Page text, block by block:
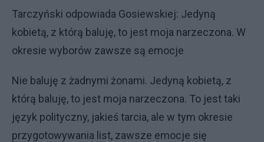
Tarczyński odpowiada Gosiewskiej: Jedyną
kobietą, z którą baluję, to jest moja narzeczona. W
okresie wyborów zawsze są emocje
Nie baluję z żadnymi żonami. Jedyną kobietą, z
którą baluję, to jest moja narzeczona. To jest taki
język polityczny, jakieś tarcia, ale w tym okresie
przygotowywania list, zawsze emocje się